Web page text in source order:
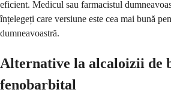
eficient. Medicul sau farmacistul
înțelegeți care versiune este cea mai bună
dumneavoastră.
Alternative la alcaloizii de
fenobarbital